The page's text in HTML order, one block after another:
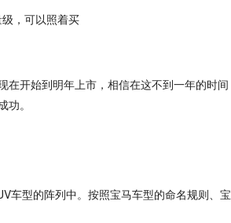
在开始到明年上市，相信在这不到一年的时间
。
车型的阵列中。按照宝马车型的命名规则、宝